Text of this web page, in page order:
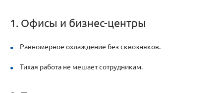
1. Офисы и бизнес-центры
Равномерное охлаждение без сквозняков.
Тихая работа не мешает сотрудникам.